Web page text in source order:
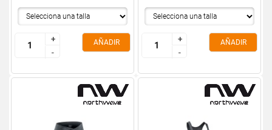
+
-
+
-
AÑADIR
+
-
+
-
AÑADIR